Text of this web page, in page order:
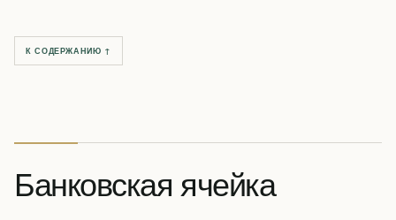
К СОДЕРЖАНИЮ ↑
Банковская ячейка